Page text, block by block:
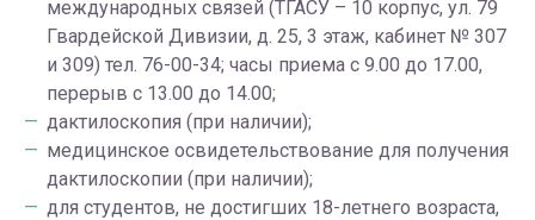
международных связей (ТГАСУ – 10 корпус, ул. 79
Гвардейской Дивизии, д. 25, 3 этаж, кабинет № 307
и 309) тел. 76-00-34; часы приема с 9.00 до 17.00,
перерыв с 13.00 до 14.00;
дактилоскопия (при наличии);
медицинское освидетельствование для получения
дактилоскопии (при наличии);
для студентов, не достигших 18-летнего возраста,